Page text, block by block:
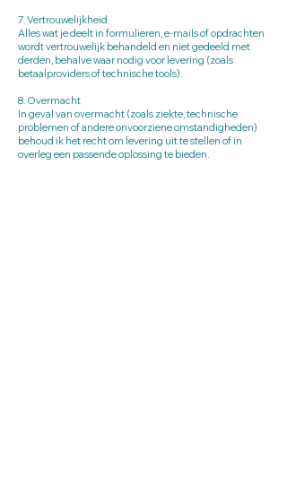
7. Vertrouwelijkheid
Alles wat je deelt in formulieren, e-mails of opdrachten
wordt vertrouwelijk behandeld en niet gedeeld met
derden, behalve waar nodig voor levering (zoals
betaalproviders of technische tools).
8. Overmacht
In geval van overmacht (zoals ziekte, technische
problemen of andere onvoorziene omstandigheden)
behoud ik het recht om levering uit te stellen of in
overleg een passende oplossing te bieden.